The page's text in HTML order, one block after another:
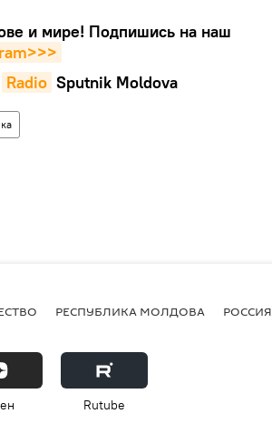
и мире! Подпишись на наш
Radio Sputnik Moldova
РЕСПУБЛИКА МОЛДОВА РОССИЯ
Rutube